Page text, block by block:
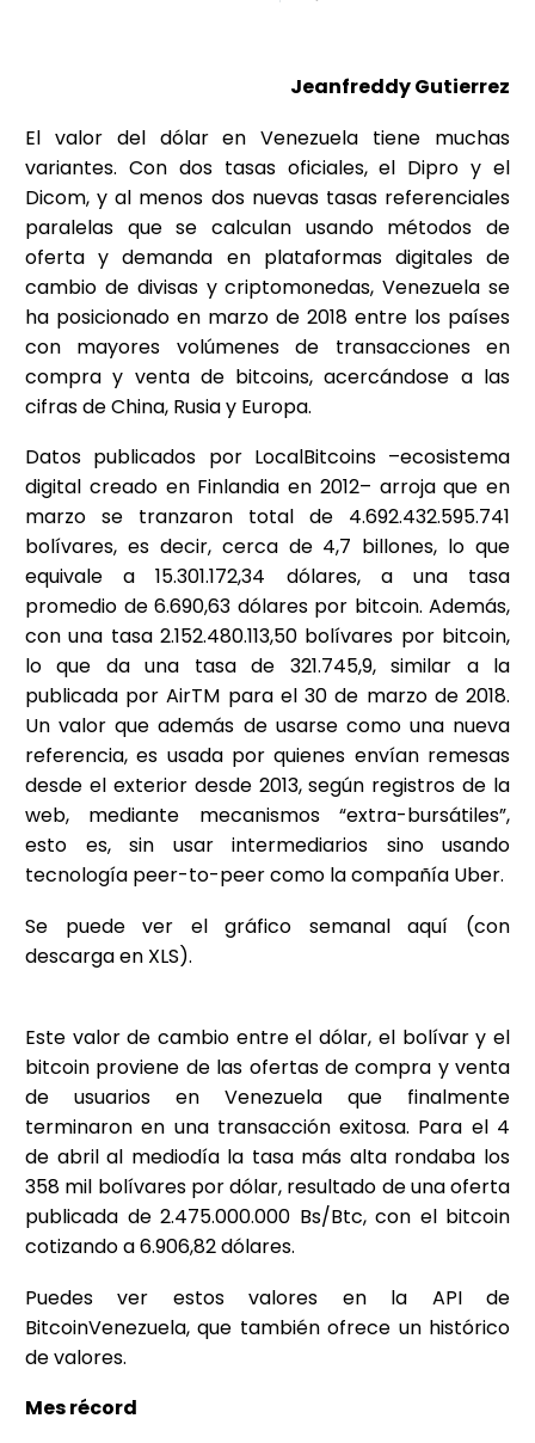
Jeanfreddy Gutierrez
El valor del dólar en Venezuela tiene muchas
variantes. Con dos tasas oficiales, el Dipro y el
Dicom, y al menos dos nuevas tasas referenciales
paralelas que se calculan usando métodos de
oferta y demanda en plataformas digitales de
cambio de divisas y criptomonedas, Venezuela se
ha posicionado en marzo de 2018 entre los países
con mayores volúmenes de transacciones en
compra y venta de bitcoins, acercándose a las
cifras de China, Rusia y Europa.
Datos publicados por LocalBitcoins –ecosistema
digital creado en Finlandia en 2012– arroja que en
marzo se tranzaron total de 4.692.432.595.741
bolívares, es decir, cerca de 4,7 billones, lo que
equivale a 15.301.172,34 dólares, a una tasa
promedio de 6.690,63 dólares por bitcoin. Además,
con una tasa 2.152.480.113,50 bolívares por bitcoin,
lo que da una tasa de 321.745,9, similar a la
publicada por AirTM para el 30 de marzo de 2018.
Un valor que además de usarse como una nueva
referencia, es usada por quienes envían remesas
desde el exterior desde 2013, según registros de la
web, mediante mecanismos “extra-bursátiles”,
esto es, sin usar intermediarios sino usando
tecnología peer-to-peer como la compañía Uber.
Se puede ver el gráfico semanal aquí (con
descarga en XLS).
Este valor de cambio entre el dólar, el bolívar y el
bitcoin proviene de las ofertas de compra y venta
de usuarios en Venezuela que finalmente
terminaron en una transacción exitosa. Para el 4
de abril al mediodía la tasa más alta rondaba los
358 mil bolívares por dólar, resultado de una oferta
publicada de 2.475.000.000 Bs/Btc, con el bitcoin
cotizando a 6.906,82 dólares.
Puedes ver estos valores en la API de
BitcoinVenezuela, que también ofrece un histórico
de valores.
Mes récord